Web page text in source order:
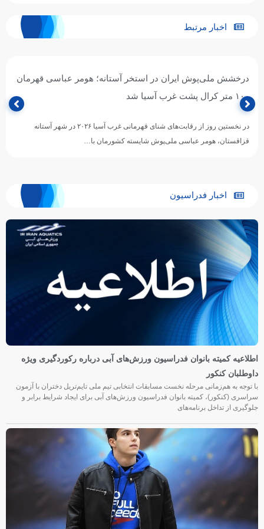
اخبار مرتبط
درخشش ملی‌پوش ایران در استخر آستانه؛ هومر عباسی قهرمان
۱۰۰ متر کرال پشت غرب آسیا شد
در نخستین روز از رقابت‌های شنای قهرمانی غرب آسیا ۲۰۲۶ در شهر آستانه
قزاقستان، هومر عباسی ملی‌پوش شایسته کشورمان با…
اخبار فدراسیون
اطلاعیه کمیته بانوان فدراسیون ورزش‌های آبی درباره رکوردگیری ویژه
داوطلبان کنکور
با توجه به هم‌زمانی مرحله نخست مسابقات انتخابی تیم ملی تایم‌تریل دختران با آزمون
سراسری (کنکور)، کمیته بانوان فدراسیون ورزش‌های آبی برای ایجاد شرایط برابر و
جلوگیری از تداخل برنامه‌های